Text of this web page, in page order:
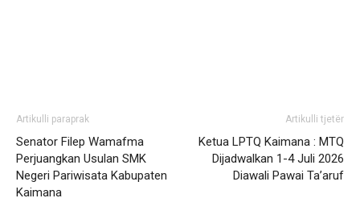
Artikulli paraprak
Senator Filep Wamafma
Perjuangkan Usulan SMK
Negeri Pariwisata Kabupaten
Kaimana
Artikulli tjetër
Ketua LPTQ Kaimana : MTQ
Dijadwalkan 1-4 Juli 2026
Diawali Pawai Ta’aruf